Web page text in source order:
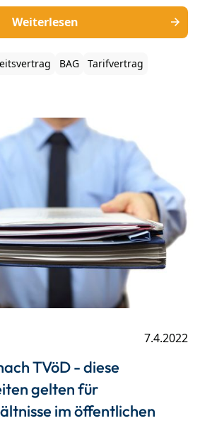
Weiterlesen
BAG Tarifvertrag
7.4.2022
TVöD - diese
gelten für
im öffentlichen